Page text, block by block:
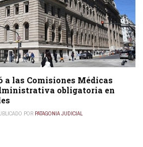
a las Comisiones Médicas
obligatoria en
POR PATAGONIA JUDICIAL